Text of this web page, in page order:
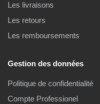
Les livraisons
Les retours
Les remboursements
Gestion des données
Politique de confidentialité
Compte Professionel